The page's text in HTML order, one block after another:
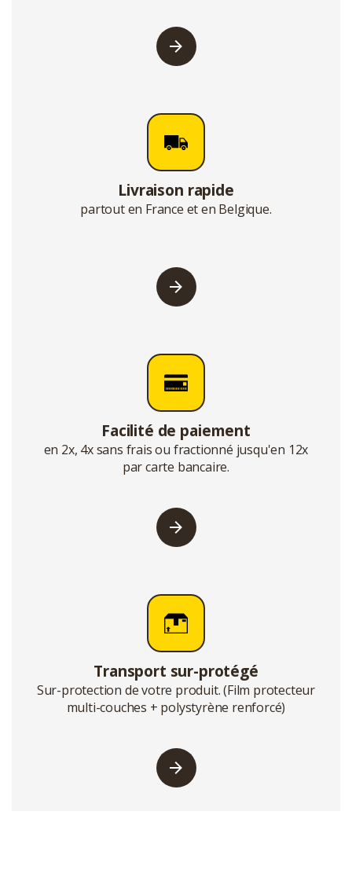
Livraison rapide
partout en France et en Belgique.
Facilité de paiement
en 2x, 4x sans frais ou fractionné jusqu'en 12x
par carte bancaire.
Transport sur-protégé
Sur-protection de votre produit. (Film protecteur
multi-couches + polystyrène renforcé)